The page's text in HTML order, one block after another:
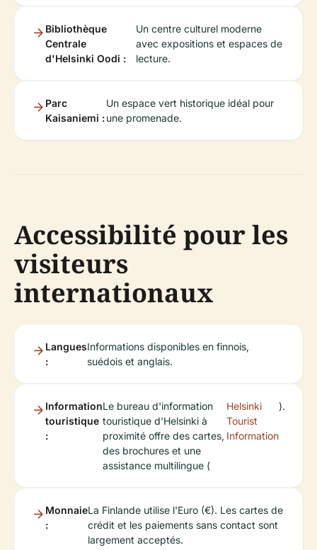
Bibliothèque
Centrale
d'Helsinki Oodi :
Un centre culturel moderne
avec expositions et espaces de
lecture.
Parc
Kaisaniemi :
Un espace vert historique idéal pour
une promenade.
Accessibilité pour les
visiteurs
internationaux
Langues
:
Informations disponibles en finnois,
suédois et anglais.
Information
touristique
:
Le bureau d'information
touristique d'Helsinki à
proximité offre des cartes,
des brochures et une
assistance multilingue (
Helsinki
Tourist
Information
).
Monnaie
:
La Finlande utilise l'Euro (€). Les cartes de
crédit et les paiements sans contact sont
largement acceptés.